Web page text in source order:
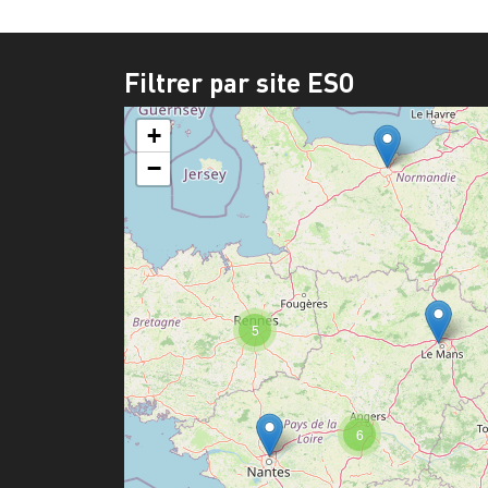
Filtrer par site ESO
6
5
+
−